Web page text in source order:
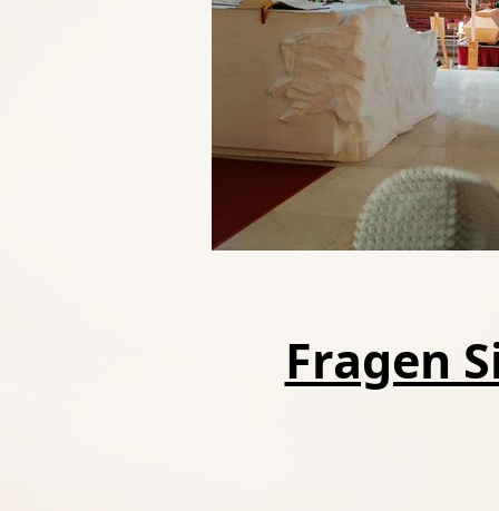
Fragen